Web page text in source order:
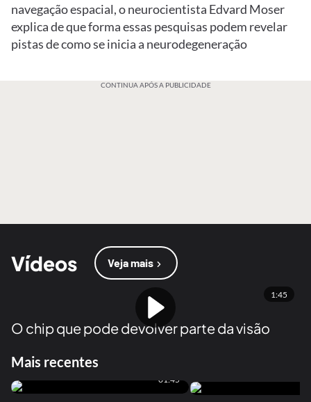
navegação espacial, o neurocientista Edvard Moser
explica de que forma essas pesquisas podem revelar
pistas de como se inicia a neurodegeneração
CONTINUA APÓS A PUBLICIDADE
Vídeos Veja mais
1:45
O chip que pode devolver parte da visão
Mais recentes
01:45